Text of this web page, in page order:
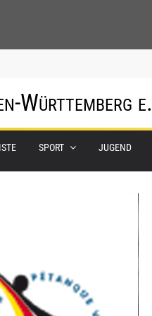
Württemberg
SPORT JUGEND